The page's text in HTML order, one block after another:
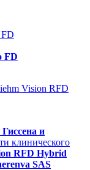
FD
FD
Vision RFD
Гиссена и
клинического
RFD Hybrid
SAS